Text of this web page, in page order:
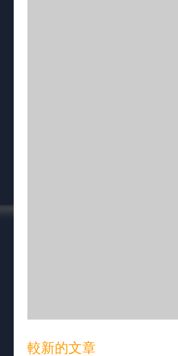
較新的文章